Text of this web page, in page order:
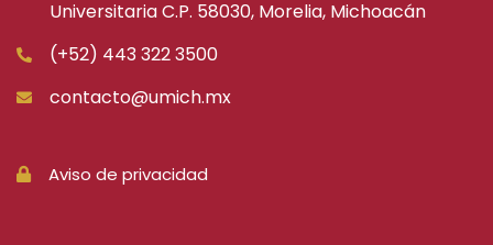
Universitaria C.P. 58030, Morelia, Michoacán
(+52) 443 322 3500
contacto@umich.mx
Aviso de privacidad